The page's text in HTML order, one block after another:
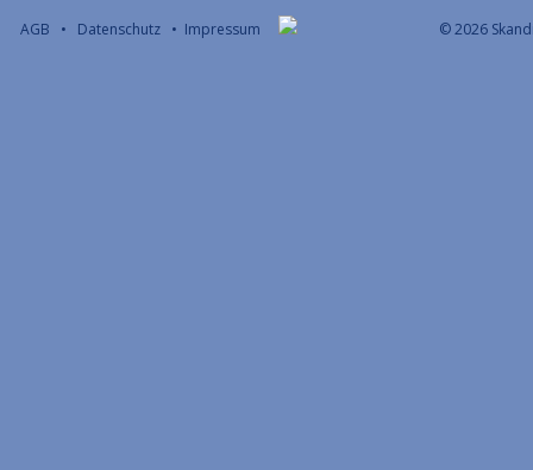
© 2026
AGB • Datenschutz • Impressum